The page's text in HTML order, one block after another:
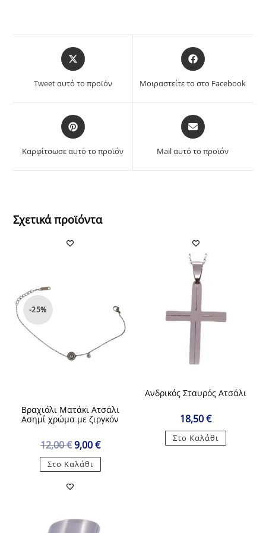
Opens
in
new
Tweet αυτό το προϊόν
Opens
in
new
Μοιραστείτε το στο Facebook
Opens
in
new
Καρφίτσωσε αυτό το προϊόν
Opens
in
new
Mail αυτό το προϊόν
Σχετικά προϊόντα
-25%
Βραχιόλι Ματάκι Ατσάλι
Ασημί χρώμα με ζιργκόν
12,00€ Original
price
was:
12,00 €.
9,00€Η
τρέχουσα
τιμή
είναι:
Στο Καλάθι
Ανδρικός Σταυρός Ατσάλι
18,50€
Στο Καλάθι